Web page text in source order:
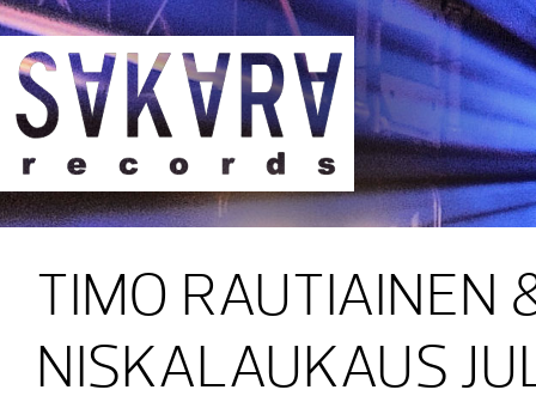
Sakara Records
TIMO RAUTIAINEN
NISKALAUKAUS